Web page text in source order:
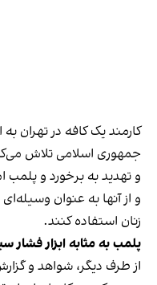
کارمند یک کافه در تهران
جمهوری اسلامی تلاش
و تهدید به برخورد و پلمب
و از آنها به عنوان
زنان استفاده کنند.
پلمب به مثابه ابزار فشار
از طرف دیگر، شواهد و